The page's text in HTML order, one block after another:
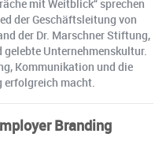
mit Weitblick“ sprechen
der Geschäftsleitung von
der Dr. Marschner Stiftung,
Unternehmenskultur.
Kommunikation und die
erfolgreich macht.
Branding